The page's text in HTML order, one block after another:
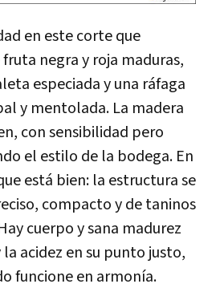
en este corte que
negra y roja maduras,
especiada y una ráfaga
y mentolada. La madera
con sensibilidad pero
el estilo de la bodega. En
está bien: la estructura se
compacto y de taninos
cuerpo y sana madurez
acidez en su punto justo,
funcione en armonía.